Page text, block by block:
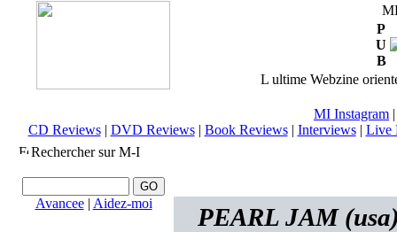
P
U
B
L ultime Webzine
MI Instagram
CD Reviews| DVD Reviews| Book Reviews| Interviews| Live
Rechercher sur M-I
Avancee| Aidez-moi PEARL JAM